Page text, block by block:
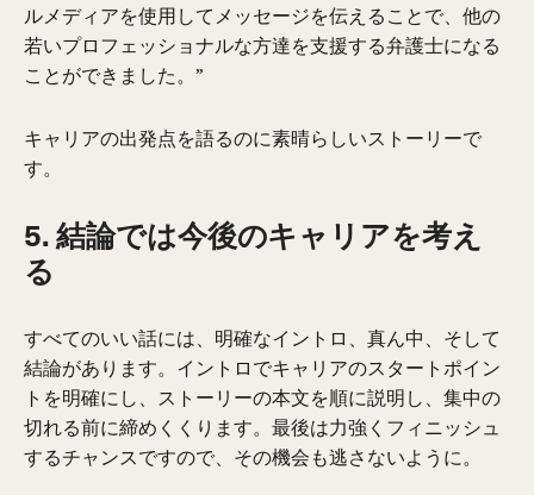
ルメディアを使用してメッセージを伝えることで、他の
若いプロフェッショナルな方達を支援する弁護士になる
ことができました。”
キャリアの出発点を語るのに素晴らしいストーリーで
す。
5. 結論では今後のキャリアを考え
る
すべてのいい話には、明確なイントロ、真ん中、そして
結論があります。イントロでキャリアのスタートポイン
トを明確にし、ストーリーの本文を順に説明し、集中の
切れる前に締めくくります。最後は力強くフィニッシュ
するチャンスですので、その機会も逃さないように。